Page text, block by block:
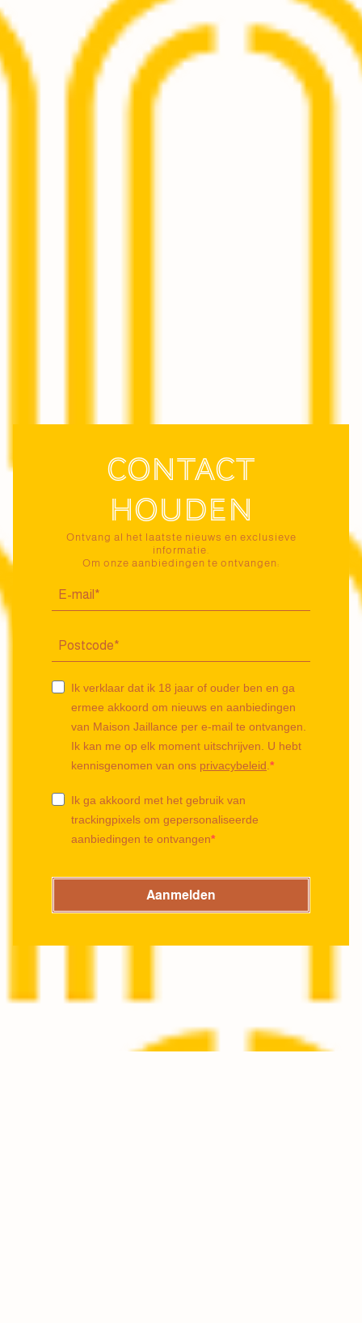
Contact
houden
Ontvang al het laatste nieuws en exclusieve
informatie.
Om onze aanbiedingen te ontvangen:
Ik verklaar dat ik 18 jaar of ouder ben en ga
ermee akkoord om nieuws en aanbiedingen
van Maison Jaillance per e-mail te ontvangen.
Ik kan me op elk moment uitschrijven. U hebt
kennisgenomen van ons privacybeleid
Ik ga akkoord met het gebruik van
trackingpixels om gepersonaliseerde
aanbiedingen te ontvangen
Aanmelden